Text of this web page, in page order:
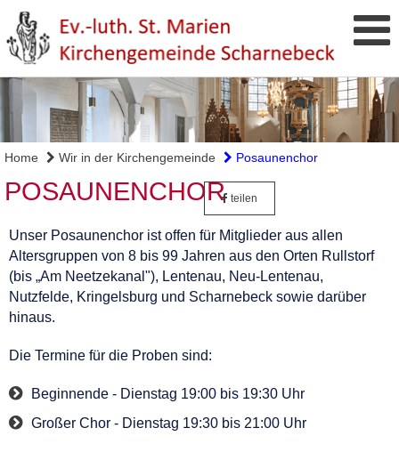
Home Wir in der Kirchengemeinde Posaunenchor
POSAUNENCHOR teilen
Unser Posaunenchor ist offen für Mitglieder aus allen
Altersgruppen von 8 bis 99 Jahren aus den Orten Rullstorf
(bis „Am Neetzekanal"), Lentenau, Neu-Lentenau,
Nutzfelde, Kringelsburg und Scharnebeck sowie darüber
hinaus.
Die Termine für die Proben sind:
Beginnende - Dienstag 19:00 bis 19:30 Uhr
Großer Chor - Dienstag 19:30 bis 21:00 Uhr